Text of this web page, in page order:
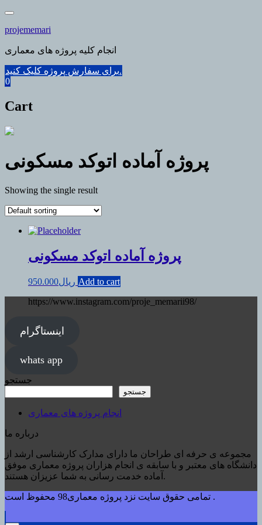
Skip
content
projememari
انجام کلیه پروژه های معماری
برای سفارش پروژه کلیک کنید.
0
Cart
پروژه آماده اتوکد مسکونی
Showing the single result
پروژه آماده اتوکد مسکونی
ریال950.000
Add to cart
https://www.instagram.com/proje_memarii98/
اینستاگرام
whats app
جستجو
جستجو
انجام پروژه های معماری
درباره ما
مجموعه ی حرفه ای طراحان ما دارای مدارک کارشناسی ارشد از
دانشگاه های معتبر و با سابقه ی انجام هزاران پروژه معماری موفق
آماده خدمت رسانی به شما عزیزان هستند.
تمامی حقوق سایت نزد پروژه معماری98 محفوظ است .